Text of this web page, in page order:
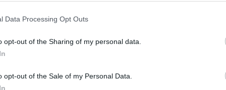
Data Processing Opt Outs
opt-out of the Sharing of my personal data.
opt-out of the Sale of my Personal Data.